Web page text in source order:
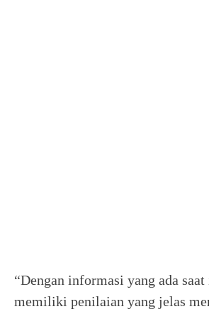
“Dengan informasi yang ada
memiliki penilaian yang jelas